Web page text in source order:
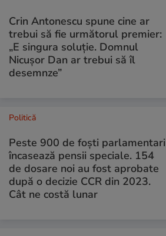
Crin Antonescu spune cine ar
trebui să fie următorul premier:
„E singura soluție. Domnul
Nicușor Dan ar trebui să îl
desemnze”
Politică
Peste 900 de foști parlamentari
încasează pensii speciale. 154
de dosare noi au fost aprobate
după o decizie CCR din 2023.
Cât ne costă lunar